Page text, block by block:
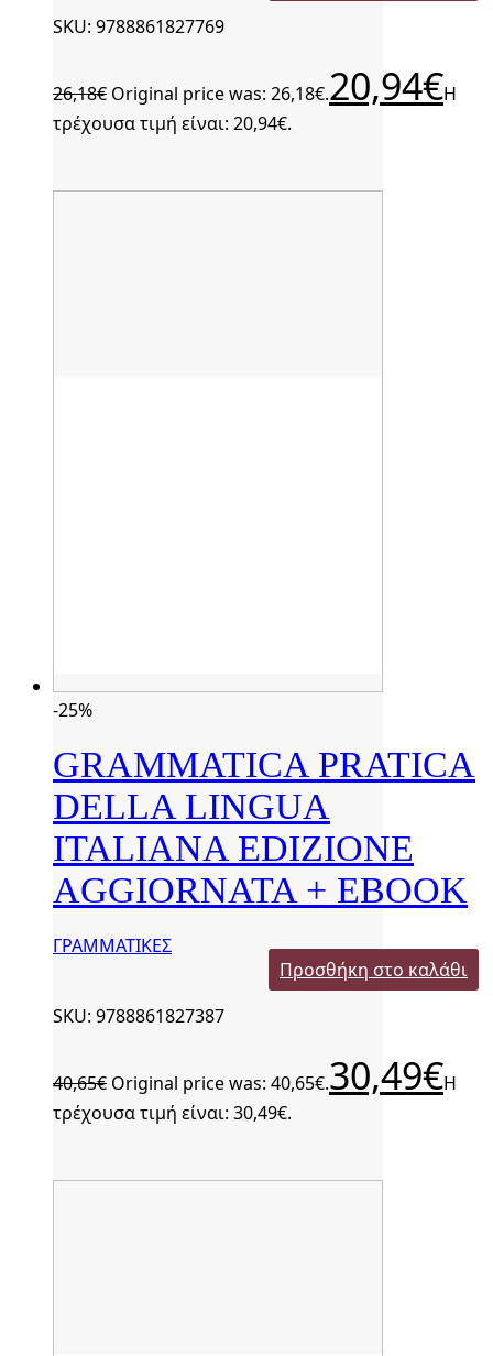
SKU: 9788861827769
26,18€ Original price was: 26,18€.20,94€Η
τρέχουσα τιμή είναι: 20,94€.
-25%
GRAMMATICA PRATICA
DELLA LINGUA
ITALIANA EDIZIONE
AGGIORNATA + EBOOK
ΓΡΑΜΜΑΤΙΚΕΣ
Προσθήκη στο καλάθι
SKU: 9788861827387
40,65€ Original price was: 40,65€.30,49€Η
τρέχουσα τιμή είναι: 30,49€.